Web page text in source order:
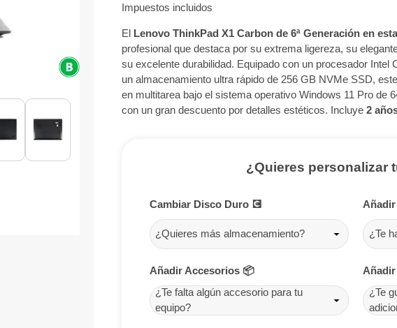
Impuestos incluidos
El Lenovo ThinkPad X1 Carbon de 6ª Generación en
profesional que destaca por su extrema ligereza, su
su excelente durabilidad. Equipado con un procesador
un almacenamiento ultra rápido de 256 GB NVMe SSD,
en multitarea bajo el sistema operativo Windows 11 Pro de
con un gran descuento por detalles estéticos. Incluye 2
¿Quieres personalizar
Cambiar Disco Duro 💽
¿Quieres más almacenamiento? ¿Te
Añadir Accesorios 📦
¿Te falta algún accesorio para tu
equipo?
¿Te